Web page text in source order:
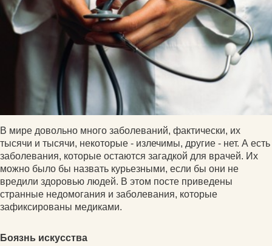
В мире довольно много заболеваний, фактически, их
тысячи и тысячи, некоторые - излечимы, другие - нет. А есть
заболевания, которые остаются загадкой для врачей. Их
можно было бы назвать курьезными, если бы они не
вредили здоровью людей. В этом посте приведены
странные недомогания и заболевания, которые
зафиксированы медиками.
Боязнь искусства